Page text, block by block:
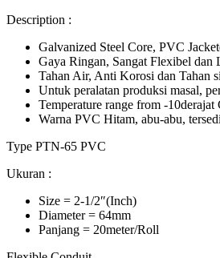
Description :
Galvanized Steel Core, PVC
Gaya Ringan, Sangat Flexibel dan
Tahan Air, Anti Korosi dan Tahan
Untuk peralatan produksi masal,
Temperature range from -
Warna PVC Hitam, abu-abu,
Type PTN-65 PVC
Ukuran :
Size = 2-1/2″(Inch)
Diameter = 64mm
Panjang = 20meter/Roll